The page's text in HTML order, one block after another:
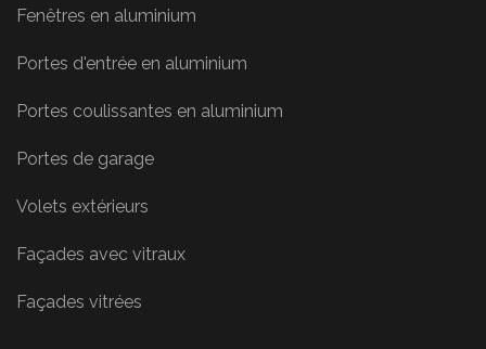
Fenêtres en aluminium
Portes d'entrée en aluminium
Portes coulissantes en aluminium
Portes de garage
Volets extérieurs
Façades avec vitraux
Façades vitrées